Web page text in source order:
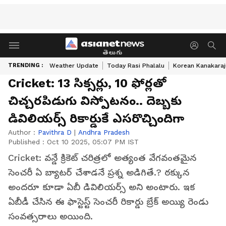
తెలుగు
TRENDING : Weather Update Today Rasi Phalalu Korean
Cricket: 13 సిక్సర్లు, 10 ఫోర్లతో
చిచ్చరపిడుగు విస్పోటనం.. దెబ్బకు
డివిలియర్స్ రికార్డుకే ఎసరొచ్చిందిగా
Author : Pavithra D | Andhra Pradesh
Published : Oct 10 2025, 05:07 PM IST
Cricket: వన్డే క్రికెట్ చరిత్రలో అత్యంత వేగవంతమైన
సెంచరీ ఏ బ్యాటర్ చేశాడనే ప్రశ్న అడిగితే.? ఠక్కున
అందరూ కూడా ఏబీ డివిలియర్స్ అని అంటారు. ఇక
ఏబీడీ చేసిన ఈ ఫాస్టెస్ట్ సెంచరీ రికార్డు బ్రేక్ అయ్యి రెండు
సంవత్సరాలు అయింది.